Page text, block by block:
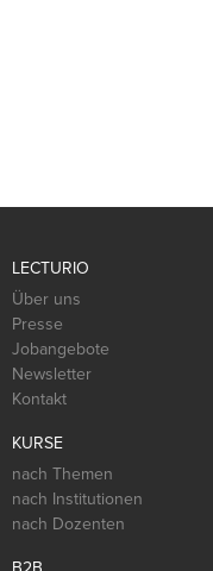
LECTURIO
Über uns
Presse
Jobangebote
Newsletter
Kontakt
KURSE
nach Themen
nach Institutionen
nach Dozenten